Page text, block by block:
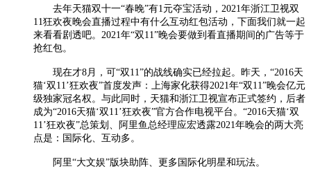
去年天猫双十一“春晚”有1元夺宝活动，2021年浙江卫视双
11狂欢夜晚会直播过程中有什么互动红包活动，下面我们就一起
来看看剧透吧。2021年“双11”晚会要做到看直播期间的广告等于
抢红包。
现在才8月，可“双11”的战线确实已经拉起。昨天，“2016天
猫‘双11’狂欢夜”首度发声：上海家化获得2021年“双11”晚会亿元
级独家冠名权。与此同时，天猫和浙江卫视宣布正式签约，后者
成为“2016天猫‘双11’狂欢夜”官方合作电视平台。“2016天猫‘双
11’狂欢夜”总策划、阿里鱼总经理应宏透露2021年晚会的两大亮
点是：国际化、互动多。
阿里“大文娱”版块助阵、更多国际化明星和玩法。